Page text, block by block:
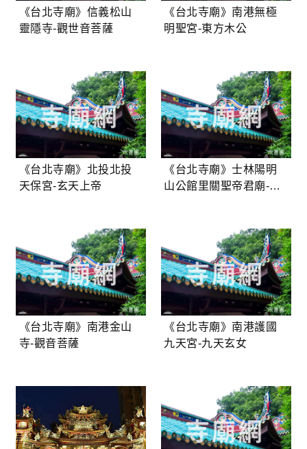
《台北寺廟》信義松山
靈隱寺-觀世音菩薩
《台北寺廟》南港無極
明聖宮-東方木公
《台北寺廟》北投北投
天保宮-玄天上帝
《台北寺廟》士林陽明
山公館里關聖帝君廟-關
《台北寺廟》南港金山
寺-觀音菩薩
《台北寺廟》南港護國
九天宮-九天玄女